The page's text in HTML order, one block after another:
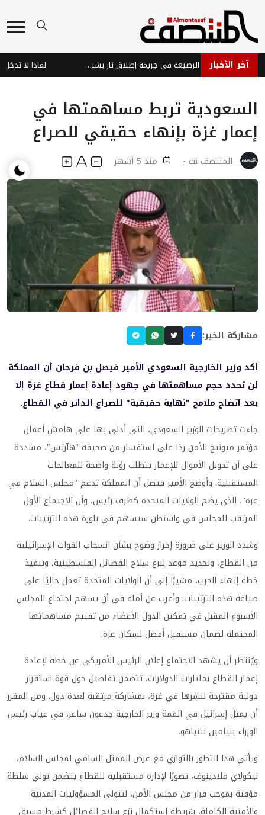
آخر الأخبار مقتل مواطن وابنته الرضيعة في جريمة إطلاق نار بشبوة على خلفية ثأر قبلي
السعودية تربط مساهمتها في
إعمار غزة بإنهاء حقيقي للصراع
المنتصف نت - منذ 5 أشهر
مشاركة الخبر:
أكد وزير الخارجية السعودي الأمير فيصل بن فرحان أن المملكة
لن تحدد حجم مساهمتها في جهود إعادة إعمار قطاع غزة إلا
بعد اتضاح ملامح "نهاية حقيقية" للصراع الدائر في القطاع.
جاءت تصريحات الوزير السعودي، التي أدلى بها على هامش أعمال
مؤتمر ميونيخ للأمن ردًا على استفسار من صحيفة "هآرتس"، مشددة
على أن تحويل الأموال للإعمار يتطلب رؤية واضحة للمعالجات
المستقبلية. وأوضح الأمير فيصل أن المملكة تدعم "مجلس السلام في
غزة"، الذي يضم الولايات المتحدة كطرف رئيس، وأن الاجتماع الأول
المرتقب للمجلس في واشنطن سيسهم في بلورة هذه الترتيبات.
وشدد الوزير على ضرورة إحراز وضوح بشأن انسحاب القوات الإسرائيلية
من القطاع، وتحديد موعد لنزع سلاح الفصائل الفلسطينية، وتنفيذ
خطة إنهاء الحرب، مشيرًا إلى أن الولايات المتحدة تعمل حاليًا على
صياغة هذه الترتيبات. وأعرب عن أمله في أن يسهم اجتماع المجلس
الأسبوع المقبل في تمكين الدول الأعضاء من تقييم مساهماتها
المحتملة لضمان مستقبل أفضل لسكان غزة.
ويُنتظر أن يشهد الاجتماع إعلان الرئيس الأمريكي عن خطة لإعادة
إعمار القطاع بمليارات الدولارات، تتضمن تفاصيل حول قوة استقرار
دولية مقترحة لنشرها في غزة، بمشاركة مرتقبة لعدة دول. ومن المقرر
أن يمثل إسرائيل في القمة وزير الخارجية جدعون ساعر، في غياب رئيس
الوزراء بنيامين نتنياهو.
ويأتي هذا التطور بالتوازي مع عرض الممثل السامي لمجلس السلام،
نيكولاي ملادينوف، تصورًا لإدارة مستقبلية للقطاع يتضمن تولي سلطة
مؤقتة بموجب قرار من مجلس الأمن، لتتولى المسؤوليات المدنية